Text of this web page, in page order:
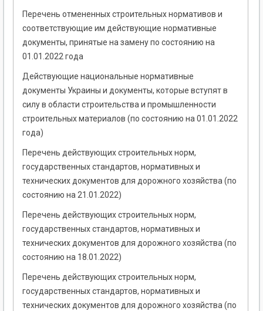
Перечень отмененных строительных нормативов и
соответствующие им действующие нормативные
документы, принятые на замену по состоянию на
01.01.2022 года
Действующие национальные нормативные
документы Украины и документы, которые вступят в
силу в области строительства и промышленности
строительных материалов (по состоянию на 01.01.2022
года)
Перечень действующих строительных норм,
государственных стандартов, нормативных и
технических документов для дорожного хозяйства (по
состоянию на 21.01.2022)
Перечень действующих строительных норм,
государственных стандартов, нормативных и
технических документов для дорожного хозяйства (по
состоянию на 18.01.2022)
Перечень действующих строительных норм,
государственных стандартов, нормативных и
технических документов для дорожного хозяйства (по